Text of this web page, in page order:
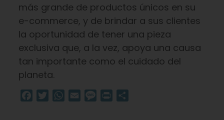
más grande de productos únicos en su
e-commerce, y de brindar a sus clientes
la oportunidad de tener una pieza
exclusiva que, a la vez, apoya una causa
tan importante como el cuidado del
planeta.
Facebook
TwitterWhatsApp
Email Message
Print